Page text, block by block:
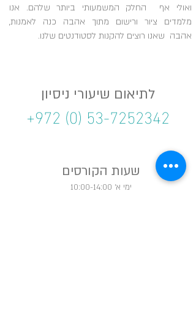
ואולי אף החלק המשמעותי ביותר שלהם. אנו
מלמדים ציור ורישום מתוך אהבה כנה לאמנות,
אהבה שאנו רוצים להקנות לסטודנטים שלנו.
לתיאום שיעורי ניסיון
+972 (0) 53-7252342
שעות הקורסים
ימי א' 10:00-14:00